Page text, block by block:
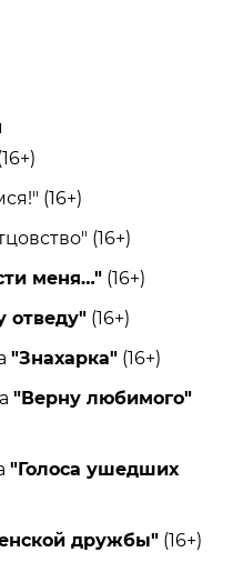
(16+)
(16+)
меня…" (16+)
отведу" (16+)
"Знахарка" (16+)
"Верну любимого"
"Голоса ушедших
дружбы" (16+)